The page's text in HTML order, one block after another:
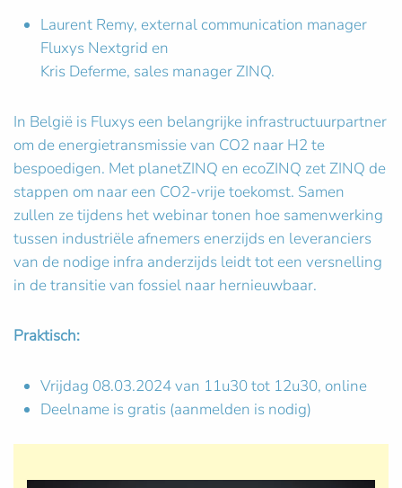
Laurent Remy, external communication manager
Fluxys Nextgrid en
Kris Deferme, sales manager ZINQ.
In België is Fluxys een belangrijke infrastructuurpartner
om de energietransmissie van CO2 naar H2 te
bespoedigen. Met planetZINQ en ecoZINQ zet ZINQ de
stappen om naar een CO2-vrije toekomst. Samen
zullen ze tijdens het webinar tonen hoe samenwerking
tussen industriële afnemers enerzijds en leveranciers
van de nodige infra anderzijds leidt tot een versnelling
in de transitie van fossiel naar hernieuwbaar.
Praktisch:
Vrijdag 08.03.2024 van 11u30 tot 12u30, online
Deelname is gratis (aanmelden is nodig)